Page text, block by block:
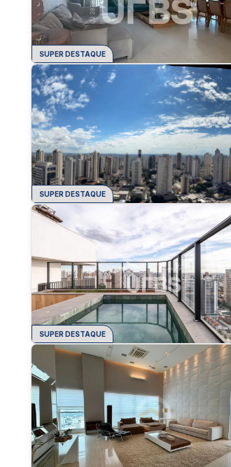
SUPER DESTAQUE
SUPER DESTAQUE
SUPER DESTAQUE